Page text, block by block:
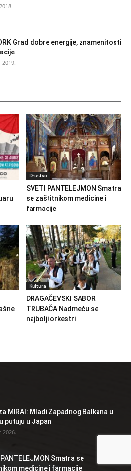
Grad dobre energije, znamenitosti
2019.
Društvo
SVETI PANTELEJMON Smatra
se zaštitnikom medicine i
farmacije
Kultura
DRAGAČEVSKI SABOR
TRUBAČA Nadmeću se
najbolji orkestri
MIRAI: Mladi Zapadnog Balkana u
putuju u Japan
2026.
Smatra se
medicine i farmacije